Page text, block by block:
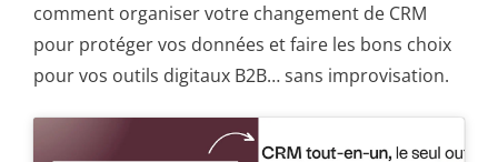
comment organiser votre changement de CRM
pour protéger vos données et faire les bons choix
pour vos outils digitaux B2B… sans improvisation.